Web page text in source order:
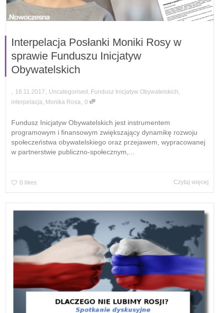
Interpelacja Posłanki Moniki Rosy w
sprawie Funduszu Inicjatyw
Obywatelskich
16.11.2017 Uncategorised Fundusz Inicjatyw Obywatelskich
interpelacja Monika Rosa 0
Fundusz Inicjatyw Obywatelskich jest instrumentem
programowym i finansowym zwiększający dynamikę rozwoju
społeczeństwa obywatelskiego oraz przejawem, wypracowanej
w partnerstwie publiczno-społecznym,...
0 likes Czytaj więcej